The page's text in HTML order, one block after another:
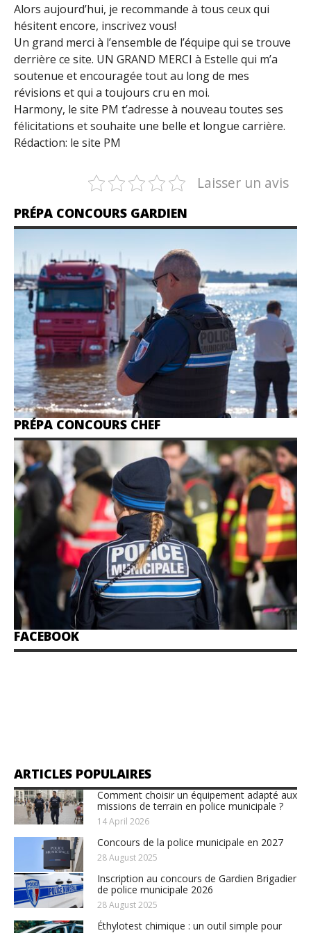
Alors aujourd’hui, je recommande à tous ceux qui
hésitent encore, inscrivez vous!
Un grand merci à l’ensemble de l’équipe qui se trouve
derrière ce site. UN GRAND MERCI à Estelle qui m’a
soutenue et encouragée tout au long de mes
révisions et qui a toujours cru en moi.
Harmony, le site PM t’adresse à nouveau toutes ses
félicitations et souhaite une belle et longue carrière.
Rédaction: le site PM
Laisser un avis
PRÉPA CONCOURS GARDIEN
PRÉPA CONCOURS CHEF
FACEBOOK
ARTICLES POPULAIRES
Comment choisir un équipement adapté aux
missions de terrain en police municipale ?
14 April 2026
Concours de la police municipale en 2027
28 August 2025
Inscription au concours de Gardien Brigadier
de police municipale 2026
28 August 2025
Éthylotest chimique : un outil simple pour